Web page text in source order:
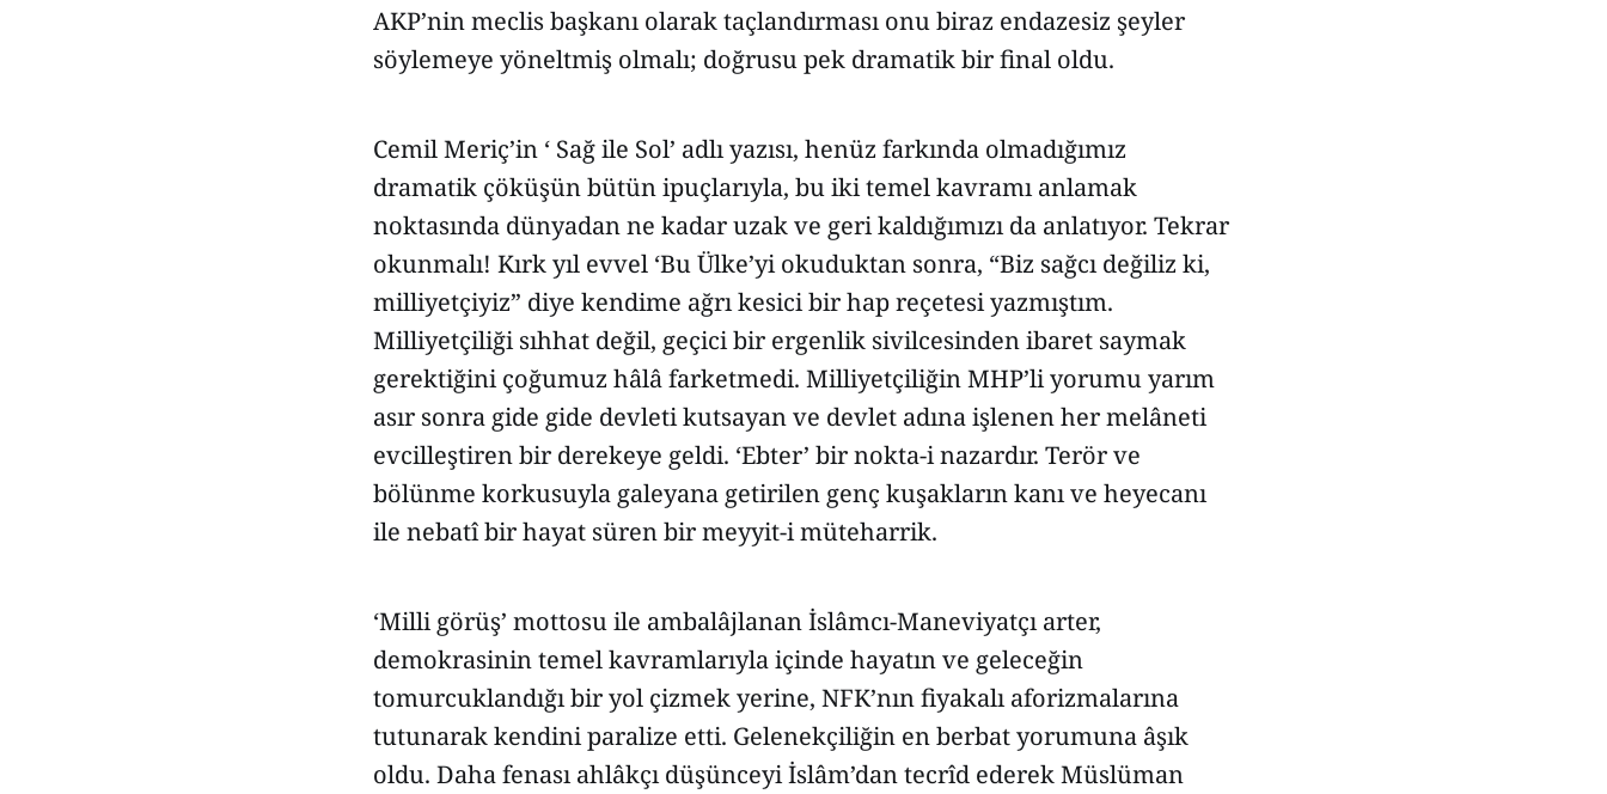
AKP’nin meclis başkanı olarak taçlandırması onu biraz endazesiz şeyler
söylemeye yöneltmiş olmalı; doğrusu pek dramatik bir final oldu.
Cemil Meriç’in ‘ Sağ ile Sol’ adlı yazısı, henüz farkında olmadığımız
dramatik çöküşün bütün ipuçlarıyla, bu iki temel kavramı anlamak
noktasında dünyadan ne kadar uzak ve geri kaldığımızı da anlatıyor. Tekrar
okunmalı! Kırk yıl evvel ‘Bu Ülke’yi okuduktan sonra, “Biz sağcı değiliz ki,
milliyetçiyiz” diye kendime ağrı kesici bir hap reçetesi yazmıştım.
Milliyetçiliği sıhhat değil, geçici bir ergenlik sivilcesinden ibaret saymak
gerektiğini çoğumuz hâlâ farketmedi. Milliyetçiliğin MHP’li yorumu yarım
asır sonra gide gide devleti kutsayan ve devlet adına işlenen her melâneti
evcilleştiren bir derekeye geldi. ‘Ebter’ bir nokta-i nazardır. Terör ve
bölünme korkusuyla galeyana getirilen genç kuşakların kanı ve heyecanı
ile nebatî bir hayat süren bir meyyit-i müteharrik.
‘Milli görüş’ mottosu ile ambalâjlanan İslâmcı-Maneviyatçı arter,
demokrasinin temel kavramlarıyla içinde hayatın ve geleceğin
tomurcuklandığı bir yol çizmek yerine, NFK’nın fiyakalı aforizmalarına
tutunarak kendini paralize etti. Gelenekçiliğin en berbat yorumuna âşık
oldu. Daha fenası ahlâkçı düşünceyi İslâm’dan tecrîd ederek Müslüman